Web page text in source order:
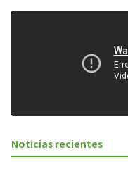
Noticias recientes